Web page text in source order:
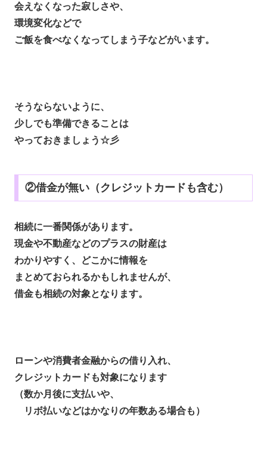
会えなくなった寂しさや、
環境変化などで
ご飯を食べなくなってしまう子などがいます。
そうならないように、
少しでも準備できることは
やっておきましょう☆彡
②借金が無い（クレジットカードも含む）
相続に一番関係があります。
現金や不動産などのプラスの財産は
わかりやすく、どこかに情報を
まとめておられるかもしれませんが、
借金も相続の対象となります。
ローンや消費者金融からの借り入れ、
クレジットカードも対象になります
（数か月後に支払いや、
リボ払いなどはかなりの年数ある場合も）